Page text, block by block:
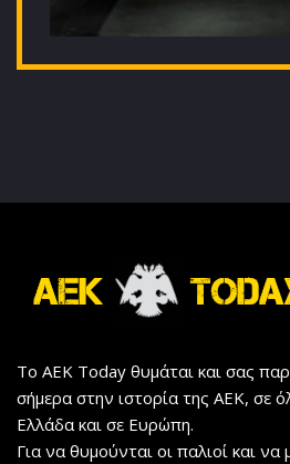
Το AEK Today θυμάται και σας
σήμερα στην ιστορία της ΑΕΚ, σε
Ελλάδα και σε Ευρώπη.
Για να θυμούνται οι παλιοί και να